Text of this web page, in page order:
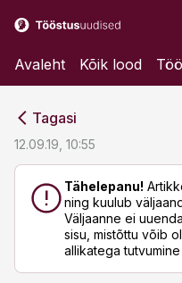
Avaleht Kõik lood
Tagasi
12.09.19, 10:55
Tähelepanu!
ning kuulub
Väljaanne ei
sisu, mistõttu võib
allikatega tutvumine